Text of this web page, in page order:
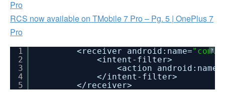
Pro
RCS now available on TMobile 7 Pro – Pg. 5 | OnePlus 7
Pro
?
1
2
3
4
5
<receiver android:name=
<intent-filter>
<action android:name=
</intent-filter>
</receiver>